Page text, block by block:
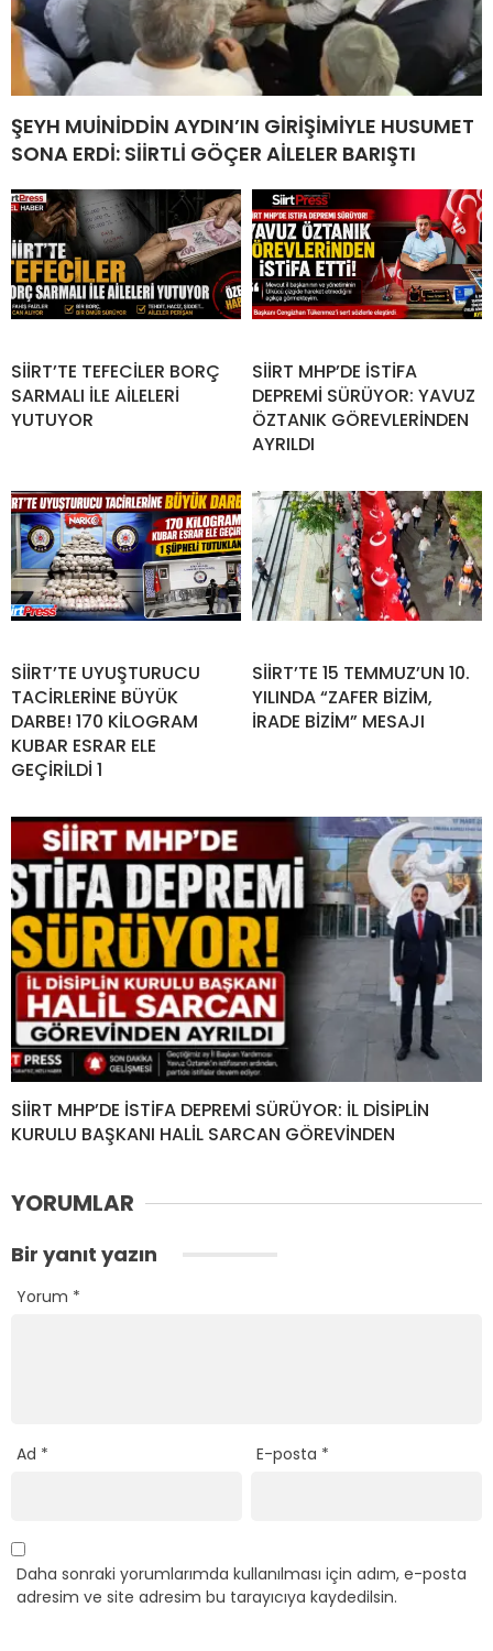
ŞEYH MUİNİDDİN AYDIN’IN GİRİŞİMİYLE HUSUMET
SONA ERDİ: SİİRTLİ GÖÇER AİLELER BARIŞTI
SİİRT’TE TEFECİLER BORÇ
SARMALI İLE AİLELERİ
YUTUYOR
SİİRT MHP’DE İSTİFA
DEPREMİ SÜRÜYOR: YAVUZ
ÖZTANIK GÖREVLERİNDEN
AYRILDI
SİİRT’TE UYUŞTURUCU
TACİRLERİNE BÜYÜK
DARBE! 170 KİLOGRAM
KUBAR ESRAR ELE
GEÇİRİLDİ 1
SİİRT’TE 15 TEMMUZ’UN 10.
YILINDA “ZAFER BİZİM,
İRADE BİZİM” MESAJI
SİİRT MHP’DE İSTİFA DEPREMİ SÜRÜYOR: İL DİSİPLİN
KURULU BAŞKANI HALİL SARCAN GÖREVİNDEN
YORUMLAR
Bir yanıt yazın
Yorum *
Ad * E-posta *
Daha sonraki yorumlarımda kullanılması için adım, e-posta
adresim ve site adresim bu tarayıcıya kaydedilsin.